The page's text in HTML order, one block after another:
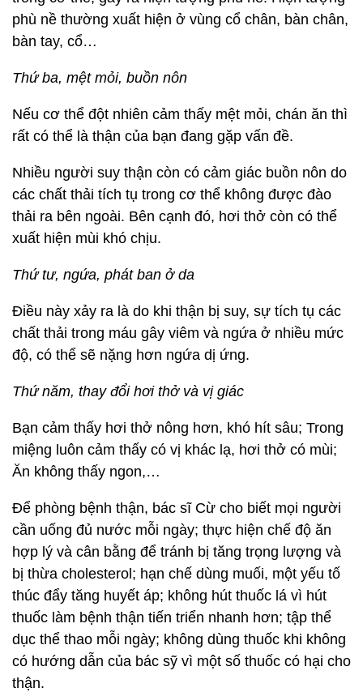
phù nề thường xuất hiện ở vùng cổ chân, bàn chân,
bàn tay, cổ…
Thứ ba, mệt mỏi, buồn nôn
Nếu cơ thể đột nhiên cảm thấy mệt mỏi, chán ăn thì
rất có thể là thận của bạn đang gặp vấn đề.
Nhiều người suy thận còn có cảm giác buồn nôn do
các chất thải tích tụ trong cơ thể không được đào
thải ra bên ngoài. Bên cạnh đó, hơi thở còn có thể
xuất hiện mùi khó chịu.
Thứ tư, ngứa, phát ban ở da
Điều này xảy ra là do khi thận bị suy, sự tích tụ các
chất thải trong máu gây viêm và ngứa ở nhiều mức
độ, có thể sẽ nặng hơn ngứa dị ứng.
Thứ năm, thay đổi hơi thở và vị giác
Bạn cảm thấy hơi thở nông hơn, khó hít sâu; Trong
miệng luôn cảm thấy có vị khác lạ, hơi thở có mùi;
Ăn không thấy ngon,…
Để phòng bệnh thận, bác sĩ Cừ cho biết mọi người
cần uống đủ nước mỗi ngày; thực hiện chế độ ăn
hợp lý và cân bằng để tránh bị tăng trọng lượng và
bị thừa cholesterol; hạn chế dùng muối, một yếu tố
thúc đẩy tăng huyết áp; không hút thuốc lá vì hút
thuốc làm bệnh thận tiến triển nhanh hơn; tập thể
dục thể thao mỗi ngày; không dùng thuốc khi không
có hướng dẫn của bác sỹ vì một số thuốc có hại cho
thận.